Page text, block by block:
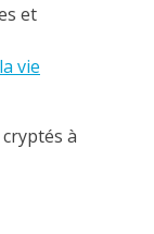
et
vie
à